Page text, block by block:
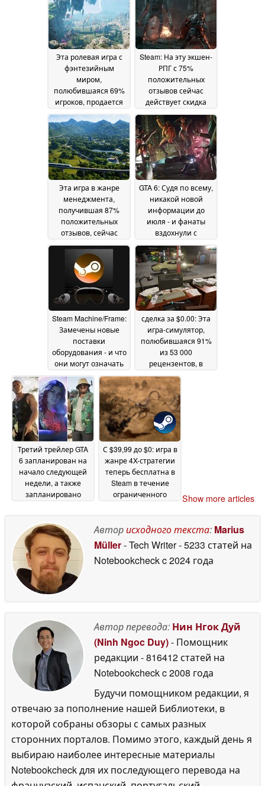
June 2026
Эта ролевая игра с
фэнтезийным
миром,
полюбившаяся 69%
игроков, продается
со скидкой 85% в
Steam26 May 2026
Steam: На эту экшен-
РПГ с 75%
положительных
отзывов сейчас
действует скидка
50%25 May 2026
Эта игра в жанре
менеджмента,
получившая 87%
положительных
отзывов, сейчас
продается с 75%
скидкой в Steam
May 2026
GTA 6: Судя по всему,
никакой новой
информации до
июля - и фанаты
вздохнули с
облегчением22 May
2026
Steam Machine/Frame:
Замечены новые
поставки
оборудования - и что
они могут означать
22 May 2026
сделка за $0.00: Эта
игра-симулятор,
полюбившаяся 91%
из 53 000
рецензентов, в
настоящее время
бесплатна в Steam
May 2026
Третий трейлер GTA
6 запланирован на
начало следующей
недели, а также
запланировано
утечке22 May 2026
С $39,99 до $0: игра в
жанре 4X-стратегии
теперь бесплатна в
Steam в течение
ограниченного
Show more articles
Авторисходного текста: Marius
Müller- Tech Writer- 5233 статей на
Notebookcheckc 2024 года
Автор перевода: Нин Нгок Дуй
(Ninh Ngoc Duy)- Помощник
редакции - 816412 статей на
Notebookcheckc 2008 года
Будучи помощником редакции, я
отвечаю за пополнение нашей Библиотеки, в
которой собраны обзоры с самых разных
сторонних порталов. Помимо этого, каждый день я
выбираю наиболее интересные материалы
Notebookcheck для их последующего перевода на